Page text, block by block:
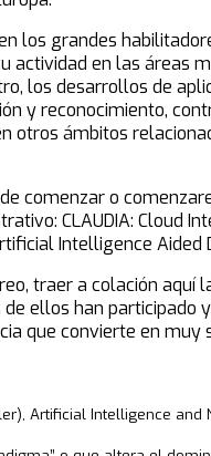
los grandes
actividad en las áreas
los desarrollos de
y reconocimiento,
otros ámbitos
comenzar o
CLAUDIA: Cloud
Intelligence
traer a colación
ellos han
que convierte en
Artificial Intelligence and